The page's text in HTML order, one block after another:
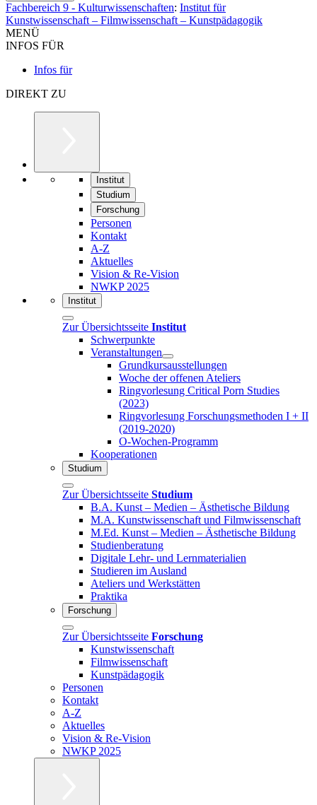
Fachbereich 9 - Kulturwissenschaften: Institut für
Kunstwissenschaft – Filmwissenschaft – Kunstpädagogik
MENÜ
INFOS FÜR
Infos für
DIREKT ZU
Institut
Studium
Forschung
Personen
Kontakt
A-Z
Aktuelles
Vision & Re-Vision
NWKP 2025
Institut
Zur Übersichtsseite Institut
Schwerpunkte
Veranstaltungen
Grundkursausstellungen
Woche der offenen Ateliers
Ringvorlesung Critical Porn Studies
(2023)
Ringvorlesung Forschungsmethoden I + II
(2019-2020)
O-Wochen-Programm
Kooperationen
Studium
Zur Übersichtsseite Studium
B.A. Kunst – Medien – Ästhetische Bildung
M.A. Kunstwissenschaft und Filmwissenschaft
M.Ed. Kunst – Medien – Ästhetische Bildung
Studienberatung
Digitale Lehr- und Lernmaterialien
Studieren im Ausland
Ateliers und Werkstätten
Praktika
Forschung
Zur Übersichtsseite Forschung
Kunstwissenschaft
Filmwissenschaft
Kunstpädagogik
Personen
Kontakt
A-Z
Aktuelles
Vision & Re-Vision
NWKP 2025